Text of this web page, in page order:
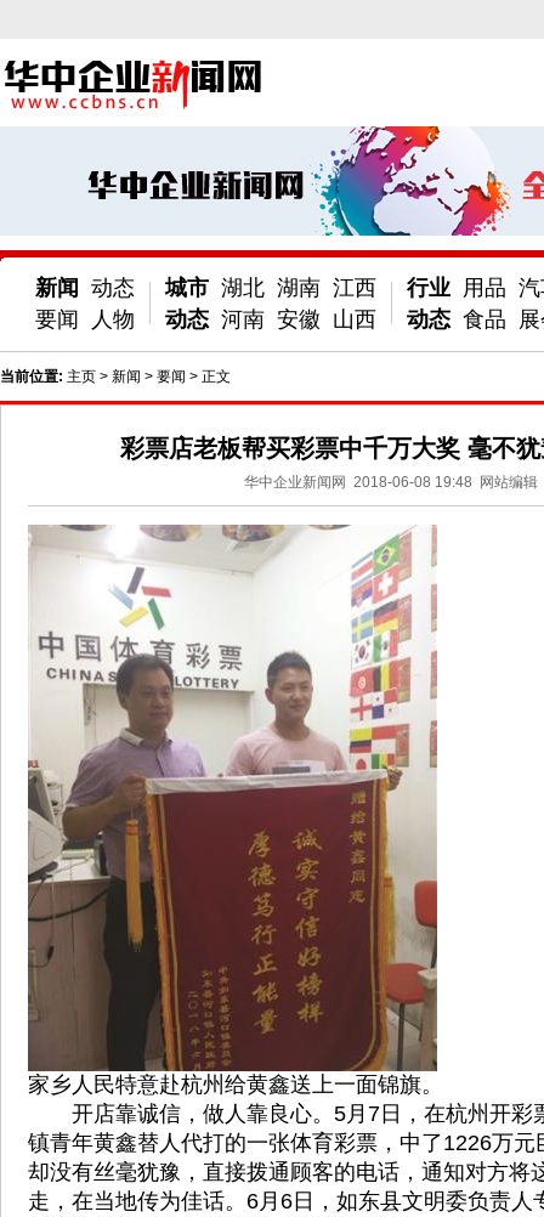
新闻
要闻
动态
人物
城市
动态
湖北 湖南 江西
河南 安徽 山西
行业
动态
用品
食品
当前位置: 主页 > 新闻 > 要闻 > 正文
彩票店老板帮买彩票中千万大奖 毫不
华中企业新闻网 2018-06-08 19:48 网站编辑
家乡人民特意赴杭州给黄鑫送上一面锦旗。
开店靠诚信，做人靠良心。5月7日，在杭州开彩
镇青年黄鑫替人代打的一张体育彩票，中了1226万
却没有丝毫犹豫，直接拨通顾客的电话，通知对方将
走，在当地传为佳话。6月6日，如东县文明委负责人